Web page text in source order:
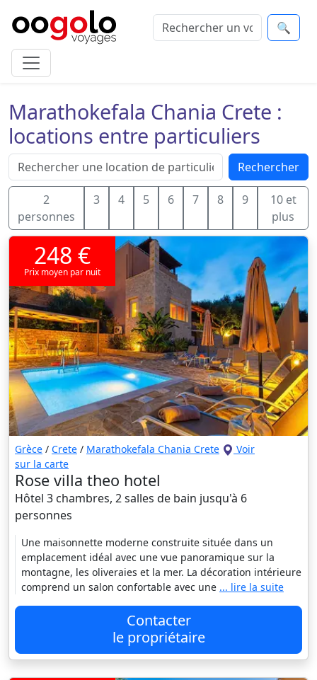
🔍
Marathokefala Chania Crete :
locations entre particuliers
Rechercher
2
personnes
3 4 5 6 7 8 9
10 et
plus
248 €
Prix moyen par nuit
Grèce / Crete / Marathokefala Chania Crete
Voir
sur la carte
Rose villa theo hotel
Hôtel 3 chambres, 2 salles de bain jusqu'à 6
personnes
Une maisonnette moderne construite située dans un
emplacement idéal avec une vue panoramique sur la
montagne, les oliveraies et la mer. La décoration intérieure
comprend un salon confortable avec une ... lire la suite
Contacter
le propriétaire